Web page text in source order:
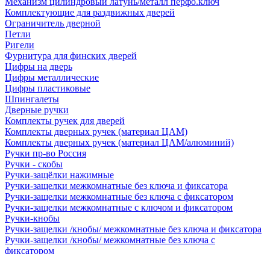
Комплектующие для раздвижных дверей
Ограничитель дверной
Петли
Ригели
Фурнитура для финских дверей
Цифры на дверь
Цифры металлические
Цифры пластиковые
Шпингалеты
Дверные ручки
Комплекты ручек для дверей
Комплекты дверных ручек (материал ЦАМ)
Комплекты дверных ручек (материал ЦАМ/алюминий)
Ручки пр-во Россия
Ручки - скобы
Ручки-защёлки нажимные
Ручки-защелки межкомнатные без ключа и фиксатора
Ручки-защелки межкомнатные без ключа с фиксатором
Ручки-защелки межкомнатные с ключом и фиксатором
Ручки-кнобы
Ручки-защелки /кнобы/ межкомнатные без ключа и фиксатора
Ручки-защелки /кнобы/ межкомнатные без ключа с
фиксатором